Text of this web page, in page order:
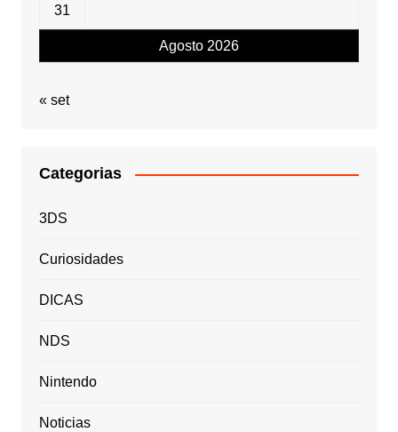
Agosto 2026
31
« set
Categorias
3DS
Curiosidades
DICAS
NDS
Nintendo
Noticias